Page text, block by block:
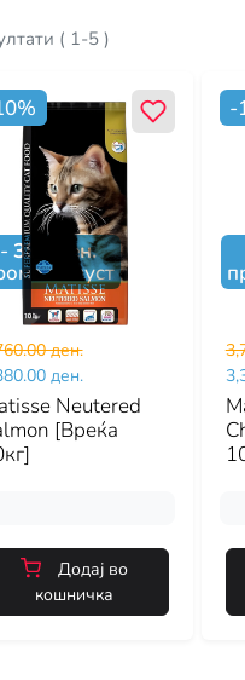
( 1-5 )
%
- 380 ден.
попуст
ден.
ден.
Neutered
[Вреќа
Додај во
кошничка
-